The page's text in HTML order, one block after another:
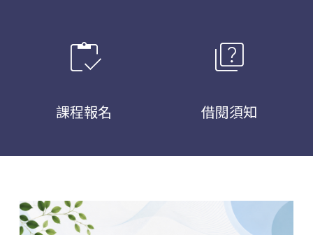
inventory
課程報名
quiz
借閱須知